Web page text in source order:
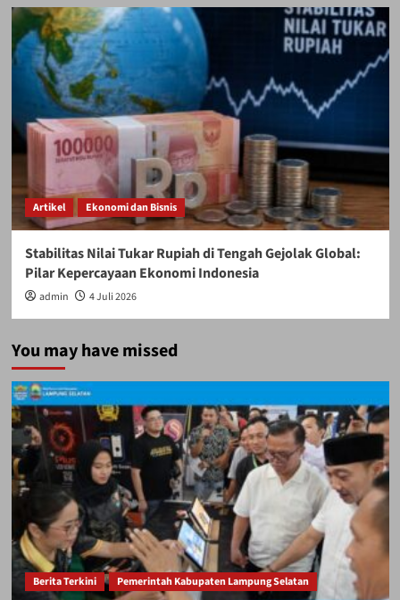
Artikel Ekonomi dan Bisnis
Stabilitas Nilai Tukar Rupiah di Tengah Gejolak Global:
Pilar Kepercayaan Ekonomi Indonesia
admin 4 Juli 2026
You may have missed
Berita Terkini Pemerintah Kabupaten Lampung Selatan